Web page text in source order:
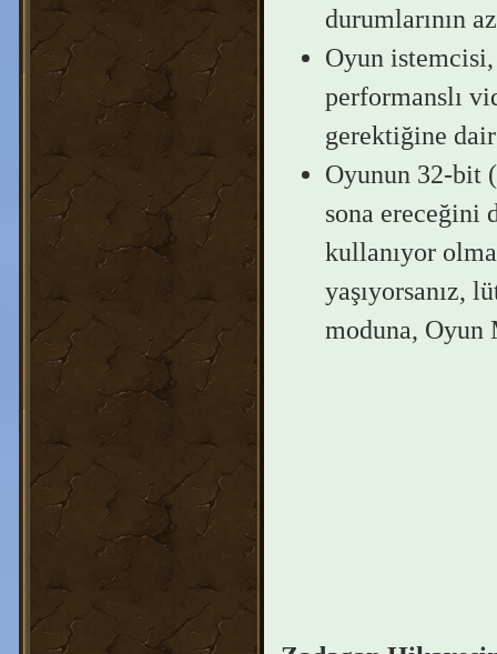
durumlarının
Oyun
performanslı
gerektiğine
Oyunun 32-bit
sona ereceğini
kullanıyor
yaşıyorsanız,
moduna, Oyun